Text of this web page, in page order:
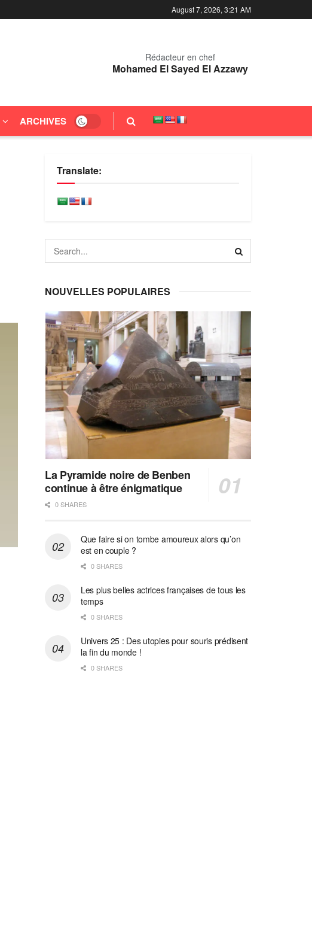
August 7, 2026, 3:21 AM
Rédacteur en chef
Mohamed El Sayed El Azzawy
ARCHIVES
Translate:
NOUVELLES POPULAIRES
La Pyramide noire de Benben
continue à être énigmatique
0 SHARES
Que faire si on tombe amoureux alors qu’on
est en couple ?
0 SHARES
Les plus belles actrices françaises de tous les
temps
0 SHARES
Univers 25 : Des utopies pour souris prédisent
la fin du monde !
0 SHARES